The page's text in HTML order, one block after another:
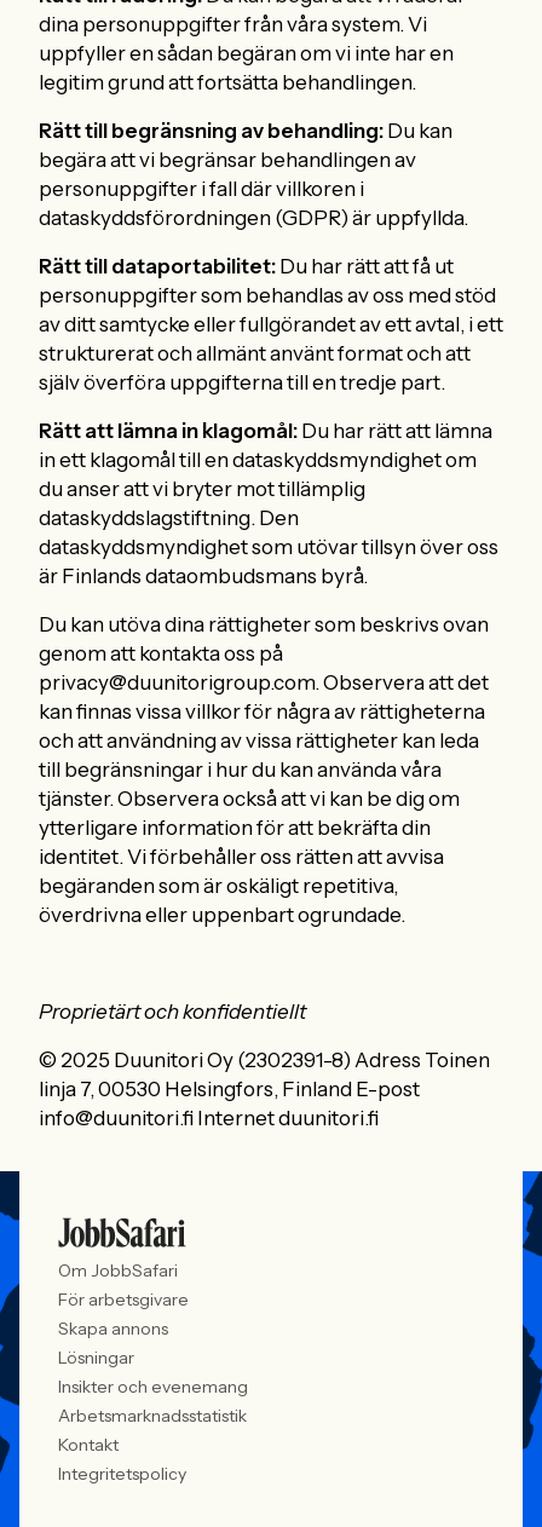
dina personuppgifter från våra system. Vi
uppfyller en sådan begäran om vi inte har en
legitim grund att fortsätta behandlingen.
Rätt till begränsning av behandling: Du kan
begära att vi begränsar behandlingen av
personuppgifter i fall där villkoren i
dataskyddsförordningen (GDPR) är uppfyllda.
Rätt till dataportabilitet: Du har rätt att få ut
personuppgifter som behandlas av oss med stöd
av ditt samtycke eller fullgörandet av ett avtal, i ett
strukturerat och allmänt använt format och att
själv överföra uppgifterna till en tredje part.
Rätt att lämna in klagomål: Du har rätt att lämna
in ett klagomål till en dataskyddsmyndighet om
du anser att vi bryter mot tillämplig
dataskyddslagstiftning. Den
dataskyddsmyndighet som utövar tillsyn över oss
är Finlands dataombudsmans byrå.
Du kan utöva dina rättigheter som beskrivs ovan
genom att kontakta oss på
privacy@duunitorigroup.com. Observera att det
kan finnas vissa villkor för några av rättigheterna
och att användning av vissa rättigheter kan leda
till begränsningar i hur du kan använda våra
tjänster. Observera också att vi kan be dig om
ytterligare information för att bekräfta din
identitet. Vi förbehåller oss rätten att avvisa
begäranden som är oskäligt repetitiva,
överdrivna eller uppenbart ogrundade.
Proprietärt och konfidentiellt
© 2025 Duunitori Oy (2302391-8) Adress Toinen
linja 7, 00530 Helsingfors, Finland E-post
info@duunitori.fi Internet duunitori.fi
Om JobbSafari
För arbetsgivare
Skapa annons
Lösningar
Insikter och evenemang
Arbetsmarknadsstatistik
Kontakt
Integritetspolicy